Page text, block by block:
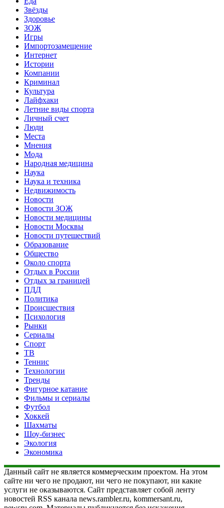
Звёзды
Здоровье
ЗОЖ
Игры
Импортозамещение
Интернет
Истории
Компании
Криминал
Культура
Лайфхаки
Летние виды спорта
Личный счет
Люди
Места
Мнения
Мода
Народная медицина
Наука
Наука и техника
Недвижимость
Новости
Новости ЗОЖ
Новости медицины
Новости Москвы
Новости путешествий
Образование
Общество
Около спорта
Отдых в России
Отдых за границей
ПДД
Политика
Происшествия
Психология
Рынки
Сериалы
Спорт
ТВ
Теннис
Технологии
Тренды
Фигурное катание
Фильмы и сериалы
Футбол
Хоккей
Шахматы
Шоу-бизнес
Экология
Экономика
Данный сайт не является коммерческим проектом. На этом
сайте ни чего не продают, ни чего не покупают, ни какие
услуги не оказываются. Сайт представляет собой ленту
новостей RSS канала news.rambler.ru, kommersant.ru,